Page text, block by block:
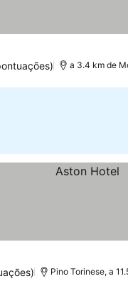
a 3.4 km de
Pino Torinese, a